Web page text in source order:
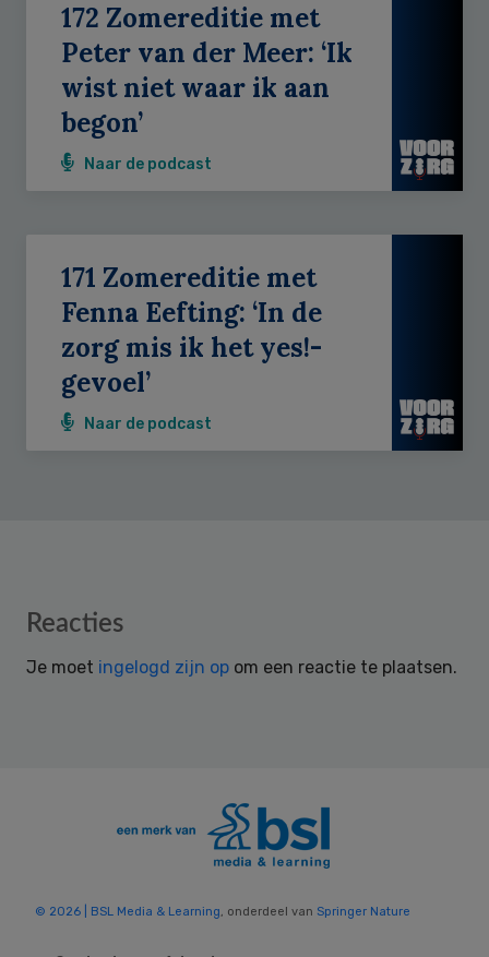
172 Zomereditie met
Peter van der Meer: ‘Ik
wist niet waar ik aan
begon’
Naar de podcast
171 Zomereditie met
Fenna Eefting: ‘In de
zorg mis ik het yes!-
gevoel’
Naar de podcast
Reader
Reacties
Je moet ingelogd zijn op om een reactie te plaatsen.
© 2026 | BSL Media & Learning, onderdeel van Springer Nature